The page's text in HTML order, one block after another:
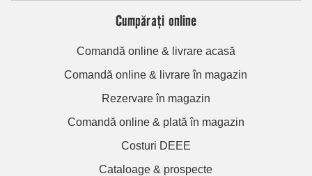
Cumpărați online
Comandă online & livrare acasă
Comandă online & livrare în magazin
Rezervare în magazin
Comandă online & plată în magazin
Costuri DEEE
Cataloage & prospecte